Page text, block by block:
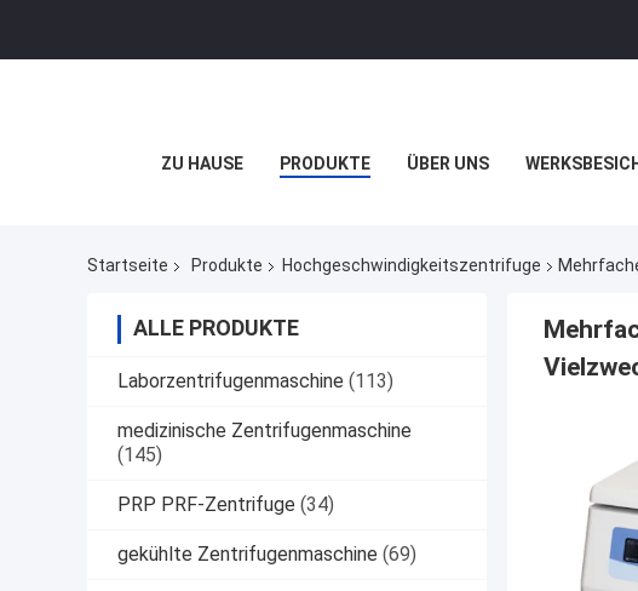
ZU HAUSE PRODUKTE ÜBER UNS
Startseite Produkte Hochgeschwindigkeitszentrifuge
ALLE PRODUKTE
Laborzentrifugenmaschine (113)
medizinische Zentrifugenmaschine
(145)
PRP PRF-Zentrifuge (34)
gekühlte Zentrifugenmaschine (69)